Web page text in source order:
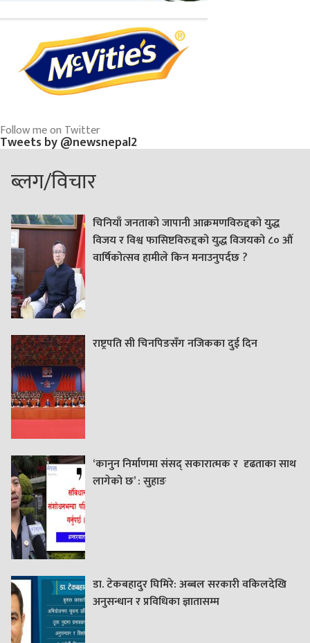
Follow me on Twitter
Tweets by @newsnepal2
ब्लग/विचार
चिनियाँ जनताको जापानी आक्रमणविरुद्दको युद्ध
विजय र विश्व फासिष्टविरुद्दको युद्ध विजयको ८० औं
वार्षिकोत्सव हामीले किन मनाउनुपर्दछ ?
राष्ट्रपति सी चिनपिङसँग नजिकका दुई दिन
‘कानुन निर्माणमा संसद् सकारात्मक र दृढताका साथ
लागेको छ’ : सुहाङ
डा. टेकबहादुर घिमिरे: अब्बल सरकारी वकिलदेखि
अनुसन्धान र प्रविधिका ज्ञातासम्म